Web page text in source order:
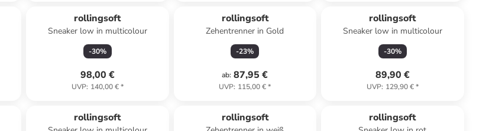
rollingsoft
Sneaker low in multicolour
-30%
98,00 €
UVP: 140,00 €*
rollingsoft
Zehentrenner in Gold
-23%
ab: 87,95 €
UVP: 115,00 €*
rollingsoft
Sneaker low in multicolour
-30%
89,90 €
UVP: 129,90 €*
rollingsoft rollingsoft rollingsoft